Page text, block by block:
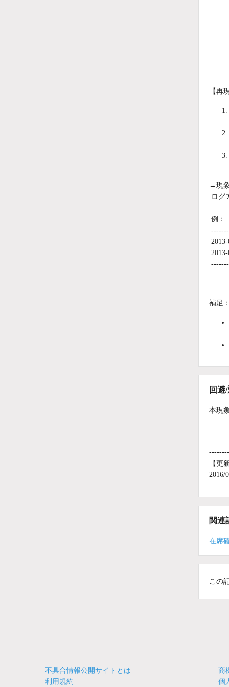
【再
→現
ログ
例：
補足
回避
本現
【更
2016/
関連
在席
この
不具合情報公開サイトとは
利用規約
商
個